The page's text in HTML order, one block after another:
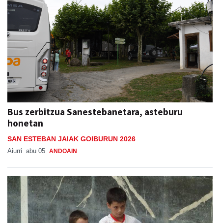
Bus zerbitzua Sanestebanetara, asteburu
honetan
SAN ESTEBAN JAIAK GOIBURUN 2026
Aiurri abu 05 ANDOAIN